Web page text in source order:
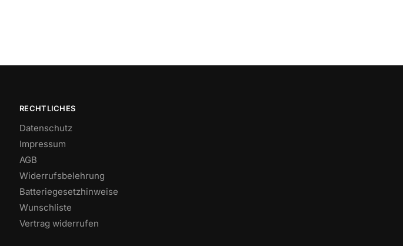
RECHTLICHES
Datenschutz
Impressum
AGB
Widerrufsbelehrung
Batteriegesetzhinweise
Wunschliste
Vertrag widerrufen